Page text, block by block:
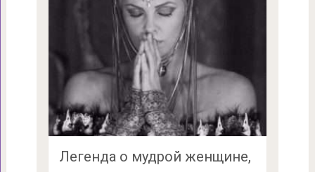
Легенда о мудрой женщине,